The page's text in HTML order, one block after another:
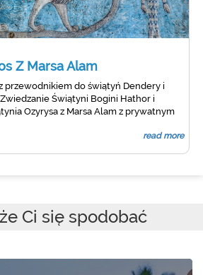
Z Marsa Alam
przewodnikiem do świątyń Dendery i
Świątyni Bogini Hathor i
Ozyrysa z Marsa Alam z prywatnym
read more
Ci się spodobać